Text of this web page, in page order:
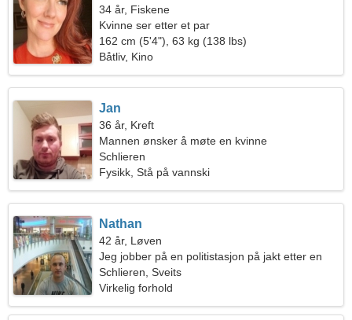
34 år, Fiskene
Kvinne ser etter et par
162 cm (5'4"), 63 kg (138 lbs)
Båtliv, Kino
Jan
36 år, Kreft
Mannen ønsker å møte en kvinne
Schlieren
Fysikk, Stå på vannski
Nathan
42 år, Løven
Jeg jobber på en politistasjon på jakt etter en
elegant kvinne
Schlieren, Sveits
Virkelig forhold